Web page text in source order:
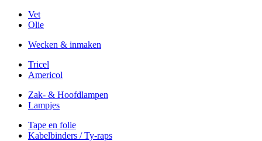
Vet
Olie
Wecken & inmaken
Tricel
Americol
Zak- & Hoofdlampen
Lampjes
Tape en folie
Kabelbinders / Ty-raps